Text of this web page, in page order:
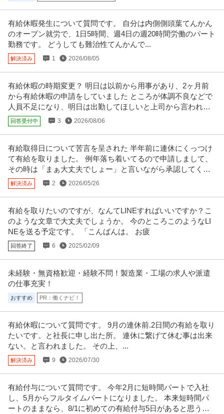
有給休暇発生について質問です。 自分は内側側頭葉てんかん
のオープン就労で、1日5時間、週4日の週20時間労働のパート
勤務です。 どうしても難治性てんかんで...
解決済み 1 2026/08/05
有給休暇の時期変更？ 明日は以前から用事があり、2ヶ月前
から有給休暇の申請をしていました ところが体調不良などで
人員不足になり、明日は出勤してほしいと上司から言われま
した
回答受付中 3 2026/08/06
有給取得日について苦言を呈された 半年前に連休にくっつけ
て有給を取りました。 例年落ち着いてるので申請しまして、
その時は「まぁ大丈夫でしょー」と言いながら承認してくれ
てました。
解決済み 2 2026/05/26
有給を取りたいのですが、なんてLINEすればいいですか？こ
のような文章で大丈夫でしょうか。 今のところこのようなLI
NEを送る予定です。 「こんばんは。 お疲
回答終了 6 2025/02/09
未経験・無資格歓迎・経験不問！製造業・工場の求人や派遣
の仕事充実！
おすすめ PR：働くナビ！
有給休暇について質問です。 9月の連休前.2日間の有給を取り
たいです。と社長に申し出た所。 連休に繋げて休む事は出来
ない。と言われました。 その上、...
解決済み 9 2026/07/30
有給付与について質問です。 今年2月に短時間パートで入社
し、5月からフルタイムパートになりました。 本来短時間パ
ートのままなら、8/1に初めての有給付与5日があると思うん